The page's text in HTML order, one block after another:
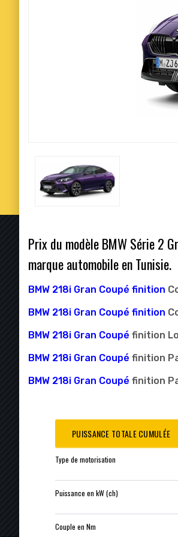
Prix du modèle BMW Série 2
marque automobile en Tunisie.
BMW 218i Gran Coupé finition
BMW 218i Gran Coupé finition
BMW 218i Gran Coupé finition
BMW 218i Gran Coupé finition
BMW 218i Gran Coupé finition
PUISSANCE TOTALE CUMULÉE
Type de motorisation
Puissance en kW (ch)
Couple en Nm